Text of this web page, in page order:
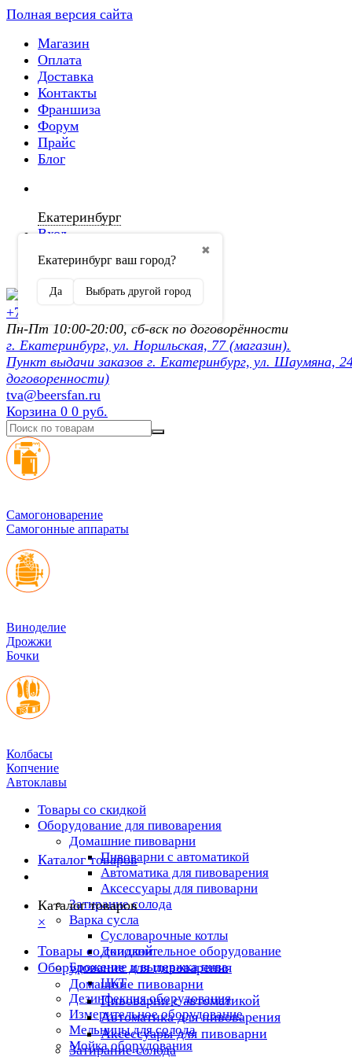
Полная версия сайта
Магазин
Оплата
Доставка
Контакты
Франшиза
Форум
Прайс
Блог
Екатеринбург
✖
Екатеринбург ваш город?
Да Выбрать другой город
Вход
Регистрация
+7 (902) 872-54-70
Пн-Пт 10:00-20:00, сб-вск по договорённости
г. Екатеринбург, ул. Норильская, 77 (магазин).
Пункт выдачи заказов г. Екатеринбург, ул. Шаумяна,
договоренности)
tva@beersfan.ru
Корзина 0 0 руб.
Cамогоноварение
Самогонные аппараты
Виноделие
Дрожжи
Бочки
Колбасы
Копчение
Автоклавы
Товары со скидкой
Оборудование для пивоварения
Домашние пивоварни
Пивоварни с автоматикой
Автоматика для пивоварения
Аксессуары для пивоварни
Затирание солода
Варка сусла
Cусловарочные котлы
Дополнительное оборудование
Брожение и выдержка пива
ЦКТ
Дезинфекция оборудования
Измерительное оборудование
Мельницы для солода
Мойка оборудования
Каталог товаров
Каталог товаров
×
Товары со скидкой
Оборудование для пивоварения
Домашние пивоварни
Пивоварни с автоматикой
Автоматика для пивоварения
Аксессуары для пивоварни
Затирание солода